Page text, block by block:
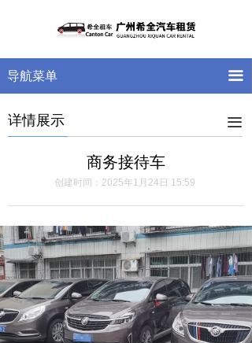
끀
车型展示
新闻中心
联系我们
导航菜单
商务接待车
创建时间： 2025年1月24日 15:59
详情展示 끀